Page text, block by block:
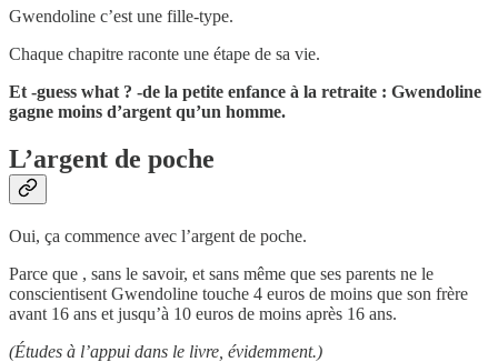
Gwendoline c’est une fille-type.
Chaque chapitre raconte une étape de sa vie.
Et -guess what ? -de la petite enfance à la retraite : Gwendoline
gagne moins d’argent qu’un homme.
L’argent de poche
Oui, ça commence avec l’argent de poche.
Parce que , sans le savoir, et sans même que ses parents ne le
conscientisent Gwendoline touche 4 euros de moins que son frère
avant 16 ans et jusqu’à 10 euros de moins après 16 ans.
(Études à l’appui dans le livre, évidemment.)